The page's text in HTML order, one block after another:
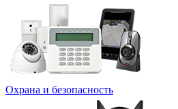
Охрана и безопасность